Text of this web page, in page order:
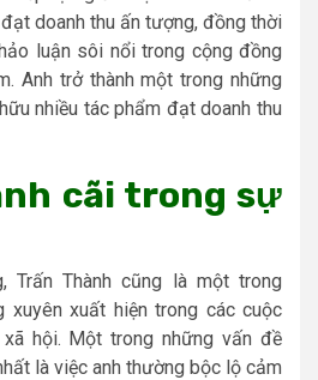
doanh thu ấn tượng, đồng thời
luận sôi nổi trong cộng đồng
Anh trở thành một trong những
nhiều tác phẩm đạt doanh thu
cãi trong sự
Trấn Thành cũng là một trong
xuyên xuất hiện trong các cuộc
hội. Một trong những vấn đề
là việc anh thường bộc lộ cảm